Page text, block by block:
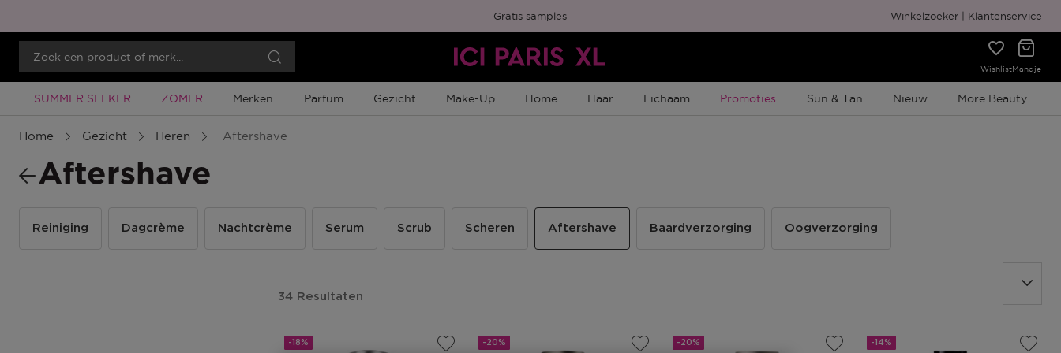
Gratis samples Gratis cadeauverpakking
Winkelzoeker Klantenservice
WishlistMandje
Tijdelijke Promotie
SUMMER SEEKER Tijdelijke Promotie
ZOMER Merken Parfum Gezicht Make-Up Home Haar Lichaam Tijdelijke Promotie
Promoties Sun & Tan Nieuw More Beauty
Home Gezicht Heren Aftershave
Aftershave
Reiniging Dagcrème Nachtcrème Serum Scrub Scheren Aftershave Baardverzorging Oogverzorging
34 Resultaten
-18% -20% -20% -14%